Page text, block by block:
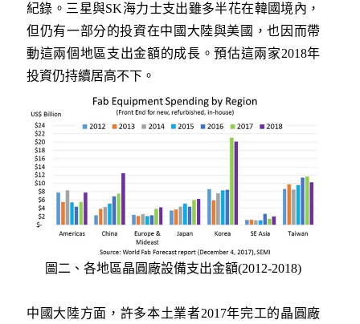
紀錄。三星與SK海力士支出雖多半花在韓國境內，
但仍有一部分的投資在中國大陸與美國，也因而帶
動這兩個地區支出金額的成長。預估這兩家2018年
投資仍持續居高不下。
圖二、各地區晶圓廠設備支出金額(2012-2018)
中國大陸方面，許多本土業者2017年完工的晶圓廠